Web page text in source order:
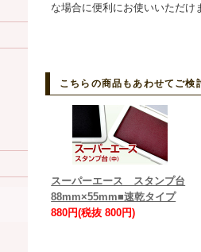
な場合に便利にお使いいただけ
こちらの商品もあわせてご検
スーパーエース スタンプ台
88mm×55mm■速乾タイプ
880円(税抜 800円)